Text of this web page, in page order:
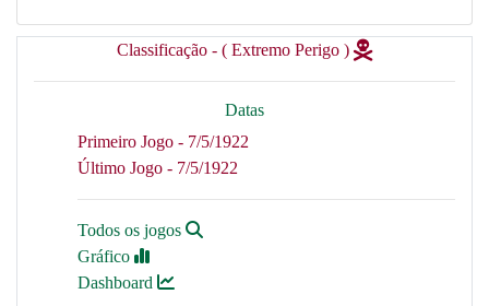
Classificação - ( Extremo Perigo )
Datas
Primeiro Jogo - 7/5/1922
Último Jogo - 7/5/1922
Todos os jogos
Gráfico
Dashboard